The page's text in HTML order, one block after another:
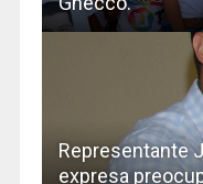
Representante
expresa